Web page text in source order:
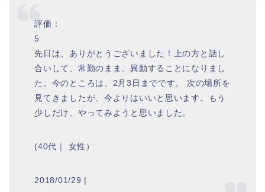
評価：
5
先日は、ありがとうございました！上の方と話し
合いして、常勤のまま、異動することになりまし
た。今のところは、2月3日までです。 次の場所を
見てきましたが、今よりはいいと思います。もう
少しだけ、やってみようと思いました。
(40代｜ 女性）
2018/01/29 |